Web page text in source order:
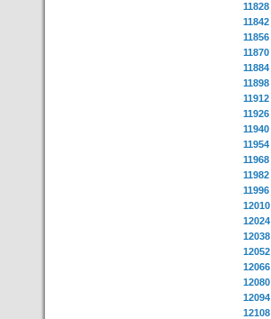
11828
11842
11856
11870
11884
11898
11912
11926
11940
11954
11968
11982
11996
12010
12024
12038
12052
12066
12080
12094
12108